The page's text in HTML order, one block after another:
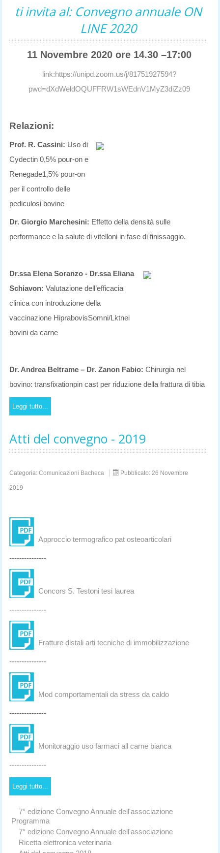
ti invita al: Convegno annuale ON
LINE 2020
11 Novembre 2020 ore 14.30 –17:00
link:https://unipd.zoom.us/j/81751927594?
pwd=dXdWeldOQUFFRW1sWEdnV1MyZ3diZz09
Relazioni:
Prof. R. Cassini: Uso di
Cydectin 0,5% pour-on e
Renegade1,5% pour-on
per il controllo delle
pediculosi bovine
Dr. Giorgio Marchesini: Effetto della densità sulle
performance e la salute di vitelloni in fase di finissaggio.
Dr.ssa Elena Soranzo - Dr.ssa Eliana
Schiavon: Valutazione dell’efficacia
clinica con introduzione della
vaccinazione HiprabovisSomni/Lktnei
bovini da carne
Dr. Andrea Beltrame – Dr. Zanon Fabio: Chirurgia nel
bovino: transfixationpin cast per riduzione della frattura di tibia
Leggi tutto...
Atti del convegno - 2019
Categoria: Comunicazioni Bacheca Pubblicato: 26 Novembre
2019
Approccio termografico pat osteoarticolari
---------------
Concors S. Testoni tesi laurea
---------------
Fratture distali arti tecniche di immobilizzazione
---------------
Mod comportamentali da stress da caldo
---------------
Monitoraggio uso farmaci all carne bianca
---------------
Leggi tutto...
7° edizione Convegno Annuale dell'associazione
Programma
7° edizione Convegno Annuale dell'associazione
Ricetta elettronica veterinaria